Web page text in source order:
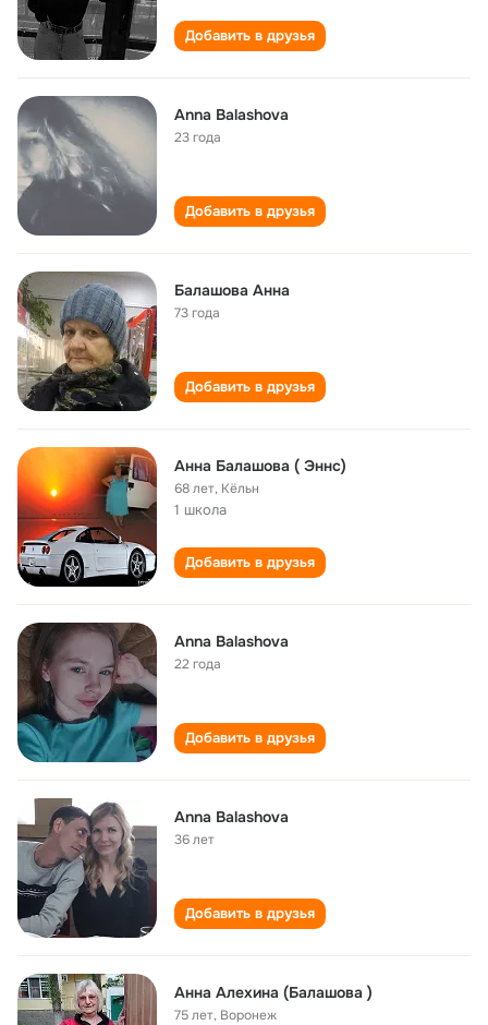
Добавить в друзья
Anna Balashova
23 года
Добавить в друзья
Балашова Анна
73 года
Добавить в друзья
Анна Балашова ( Эннс)
68 лет, Кёльн
1 школа
Добавить в друзья
Anna Balashova
22 года
Добавить в друзья
Anna Balashova
36 лет
Добавить в друзья
Анна Алехина (Балашова )
75 лет, Воронеж